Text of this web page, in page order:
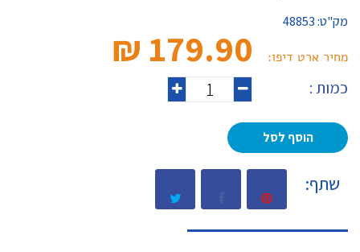
מק"ט:48853
מחיר ארט דיפו: 179.90 ₪‎
כמות :
הוסף לסל
שתף: